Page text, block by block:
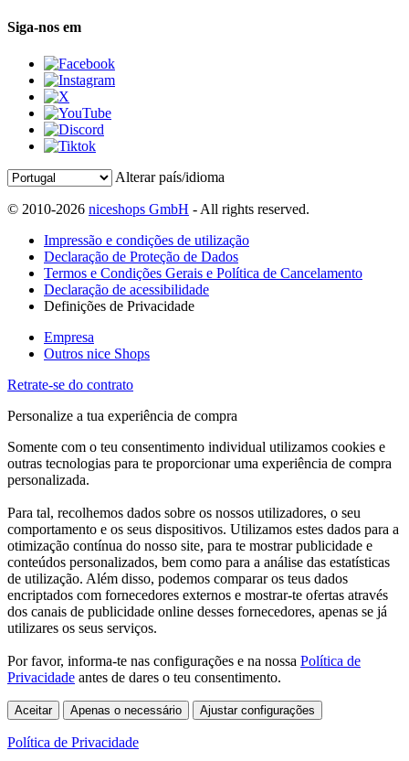
Siga-nos em
Alterar país/idioma
© 2010-2026 niceshops GmbH - All rights reserved.
Impressão e condições de utilização
Declaração de Proteção de Dados
Termos e Condições Gerais e Política de Cancelamento
Declaração de acessibilidade
Definições de Privacidade
Empresa
Outros nice Shops
Retrate-se do contrato
Personalize a tua experiência de compra
Somente com o teu consentimento individual utilizamos cookies e
outras tecnologias para te proporcionar uma experiência de compra
personalizada.
Para tal, recolhemos dados sobre os nossos utilizadores, o seu
comportamento e os seus dispositivos. Utilizamos estes dados para a
otimização contínua do nosso site, para te mostrar publicidade e
conteúdos personalizados, bem como para a análise das estatísticas
de utilização. Além disso, podemos comparar os teus dados
encriptados com fornecedores externos e mostrar-te ofertas através
dos canais de publicidade online desses fornecedores, apenas se já
utilizares os seus serviços.
Por favor, informa-te nas configurações e na nossa Política de
Privacidade antes de dares o teu consentimento.
Aceitar Apenas o necessário Ajustar configurações
Política de Privacidade